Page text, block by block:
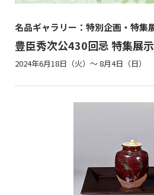
名品ギャラリー：特別企画・特集
豊臣秀次公430回忌 特集展
2024年6月18日（火）～ 8月4日（日）